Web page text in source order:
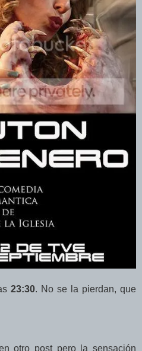
23:30. No se la pierdan, que
otro post pero la sensación